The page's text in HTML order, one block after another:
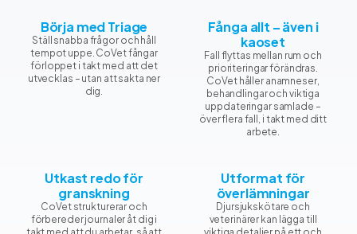
Börja med Triage
Ställ snabba frågor och håll
tempot uppe. CoVet fångar
förloppet i takt med att det
utvecklas – utan att sakta ner
dig.
Fånga allt – även i
kaoset
Fall flyttas mellan rum och
prioriteringar förändras.
CoVet håller anamneser,
behandlingar och viktiga
uppdateringar samlade –
över flera fall, i takt med ditt
arbete.
Utkast redo för
granskning
CoVet strukturerar och
förbereder journaler åt dig i
Utformat för
överlämningar
Djursjukskötare och
veterinärer kan lägga till